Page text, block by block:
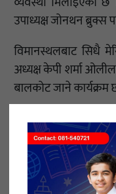
उपाध्यक्ष जोनथन
विमानस्थलबाट सिधै
अध्यक्ष केपी शर्मा
बालकोट जाने कार्यक्रम
दिउँसो २ बजे ओली र
एमाले अध्यक्ष ओलीको
र सुमारबीच
बताएको छ ।